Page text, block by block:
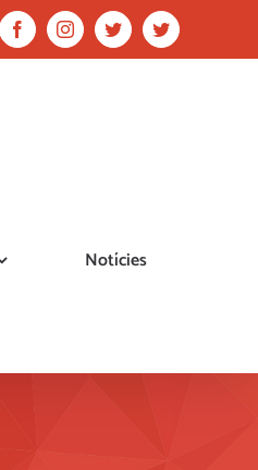
FacebookInstagramTwitterTwitter
Notícies